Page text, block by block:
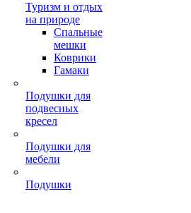
Туризм и отдых
на природе
Спальные
мешки
Коврики
Гамаки
Подушки для
подвесных
кресел
Подушки для
мебели
Подушки